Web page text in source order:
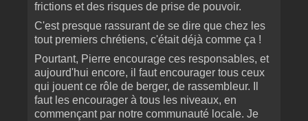
frictions et des risques de prise de pouvoir.
C'est presque rassurant de se dire que chez les
tout premiers chrétiens, c'était déjà comme ça !
Pourtant, Pierre encourage ces responsables, et
aujourd'hui encore, il faut encourager tous ceux
qui jouent ce rôle de berger, de rassembleur. Il
faut les encourager à tous les niveaux, en
commençant par notre communauté locale. Je